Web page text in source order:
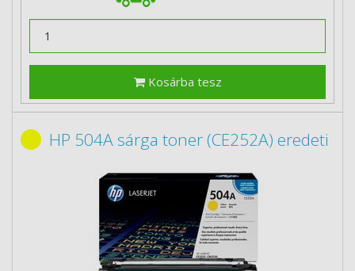
Kosárba tesz
HP 504A sárga toner (CE252A) eredeti